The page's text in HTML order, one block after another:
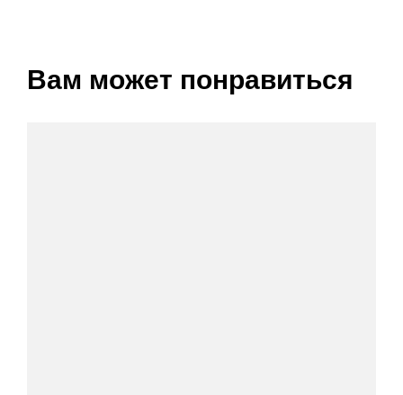
Вам может понравиться